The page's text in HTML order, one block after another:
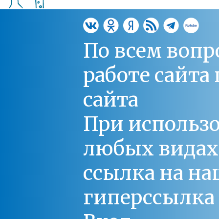
По всем
работе
сайта
При
любых
ссылка на